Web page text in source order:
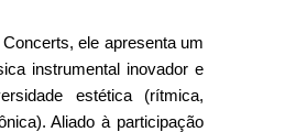
ele apresenta um
instrumental inovador e
estética (rítmica,
Aliado à participação